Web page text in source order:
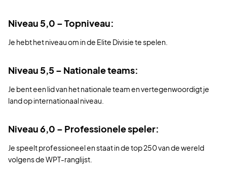
Niveau 5,0 – Topniveau:
Je hebt het niveau om in de Elite Divisie te spelen.
Niveau 5,5 – Nationale teams:
Je bent een lid van het nationale team en vertegenwoordigt je
land op internationaal niveau.
Niveau 6,0 – Professionele speler:
Je speelt professioneel en staat in de top 250 van de wereld
volgens de WPT-ranglijst.